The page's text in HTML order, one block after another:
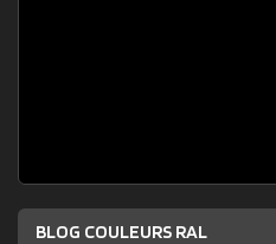
BLOG COULEURS RAL